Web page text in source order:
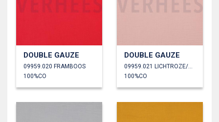
DOUBLE GAUZE
09959.020 FRAMBOOS
100%CO
DOUBLE GAUZE
09959.021 LICHTROZE/OUDROZE
100%CO